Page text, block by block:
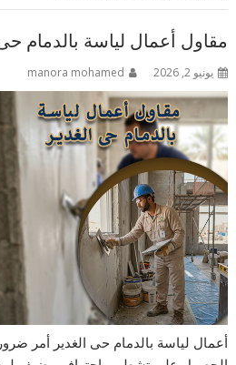
مقاول أعمال لياسة بالدمام حى الغدير
يونيو 2, 2026 manora mohamed
أعمال لياسة بالدمام حى الغدير أمر